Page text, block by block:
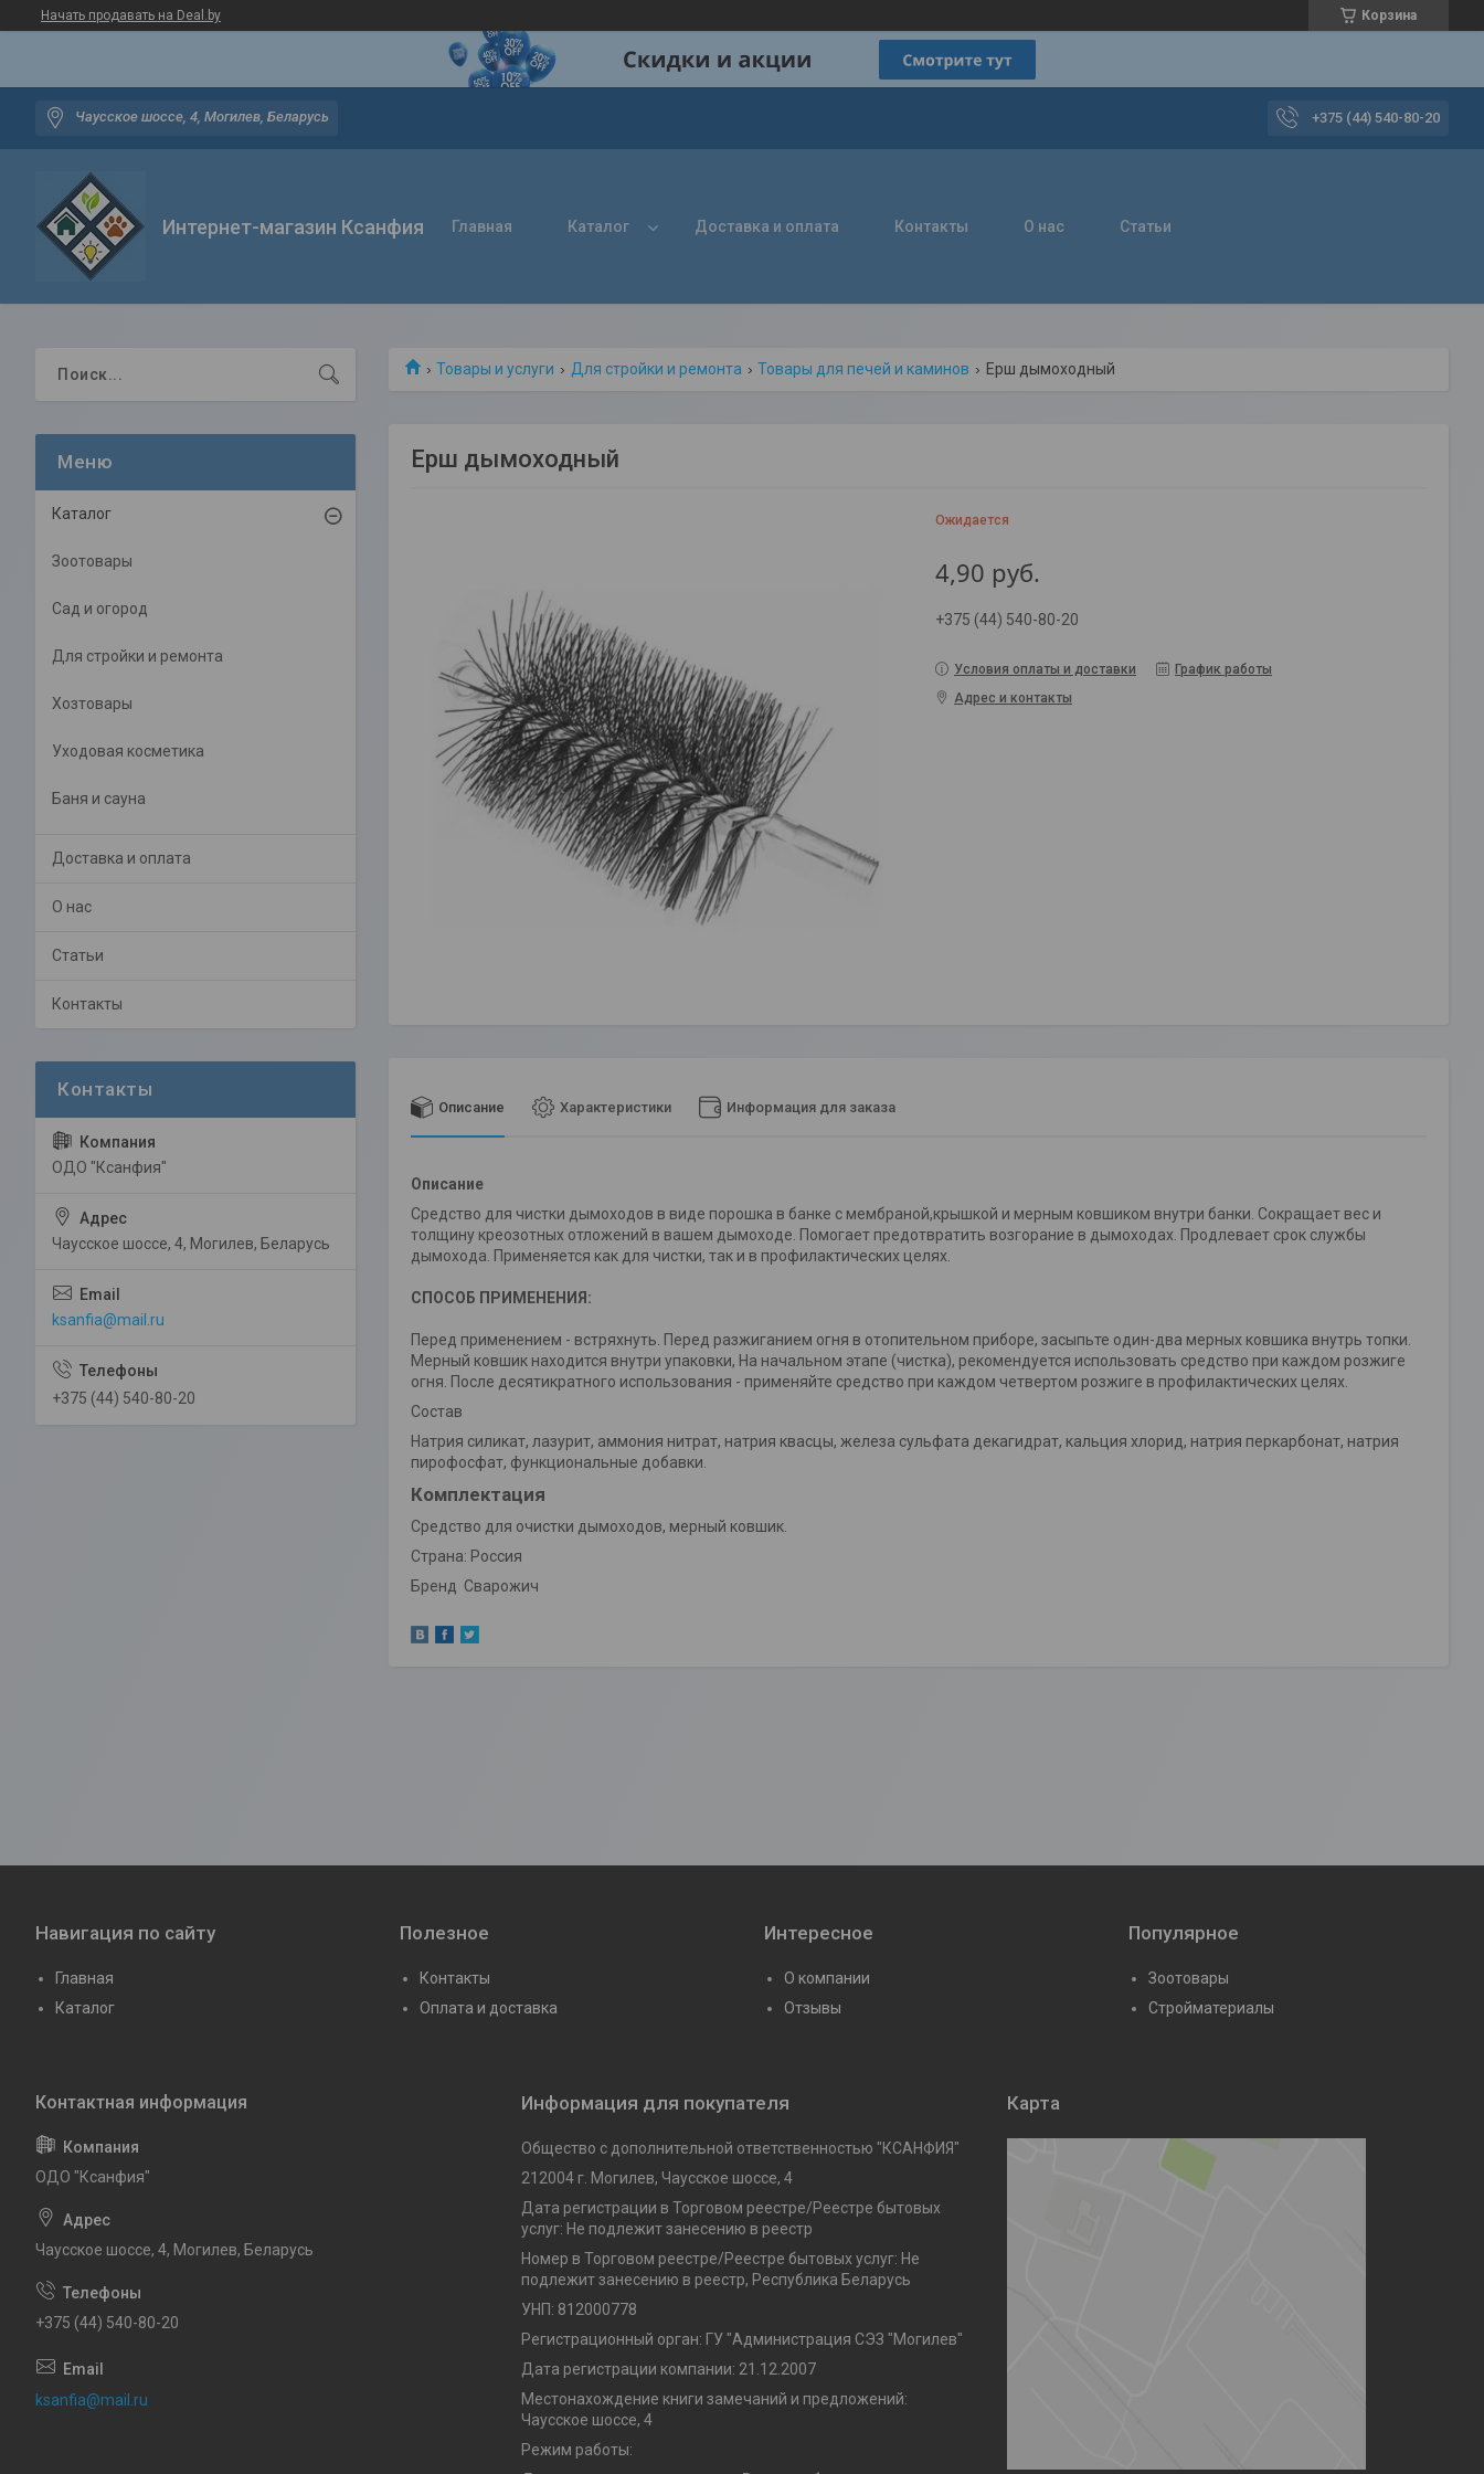
Начать продавать на Deal.by Корзина
Чаусское шоссе, 4, Могилев, Беларусь +375 (44) 540-80-20
Интернет-магазин Ксанфия Главная Каталог Доставка и оплата Контакты О нас Статьи
Товары и услуги Для стройки и ремонта Товары для печей и каминов Ерш дымоходный
Ерш дымоходный
Ожидается
4,90 руб.
+375 (44) 540-80-20
Условия оплаты и доставки
График работы
Адрес и контакты
Описание Характеристики Информация для заказа
Описание
Средство для чистки дымоходов в виде порошка в банке с мембраной,крышкой и мерным ковшиком внутри банки. Сокращает вес и
толщину креозотных отложений в вашем дымоходе. Помогает предотвратить возгорание в дымоходах. Продлевает срок службы
дымохода. Применяется как для чистки, так и в профилактических целях.
СПОСОБ ПРИМЕНЕНИЯ:
Перед применением - встряхнуть. Перед разжиганием огня в отопительном приборе, засыпьте один-два мерных ковшика внутрь топки.
Мерный ковшик находится внутри упаковки, На начальном этапе (чистка), рекомендуется использовать средство при каждом розжиге
огня. После десятикратного использования - применяйте средство при каждом четвертом розжиге в профилактических целях.
Состав
Натрия силикат, лазурит, аммония нитрат, натрия квасцы, железа сульфата декагидрат, кальция хлорид, натрия перкарбонат, натрия
пирофосфат, функциональные добавки.
Комплектация
Средство для очистки дымоходов, мерный ковшик.
Страна: Россия
Бренд Сварожич
Каталог
Зоотовары
Сад и огород
Для стройки и ремонта
Хозтовары
Уходовая косметика
Баня и сауна
Доставка и оплата
О нас
Статьи
Контакты
ОДО "Ксанфия"
Чаусское шоссе, 4, Могилев, Беларусь
ksanfia@mail.ru
+375 (44) 540-80-20
Навигация по сайту
Главная
Каталог
Полезное
Контакты
Оплата и доставка
Интересное
О компании
Отзывы
Популярное
Зоотовары
Стройматериалы
ОДО "Ксанфия"
Чаусское шоссе, 4, Могилев, Беларусь
+375 (44) 540-80-20
ksanfia@mail.ru
Информация для покупателя
Общество с дополнительной ответственностью "КСАНФИЯ"
212004 г. Могилев, Чаусское шоссе, 4
Дата регистрации в Торговом реестре/Реестре бытовых
услуг: Не подлежит занесению в реестр
Номер в Торговом реестре/Реестре бытовых услуг: Не
подлежит занесению в реестр, Республика Беларусь
УНП: 812000778
Регистрационный орган: ГУ "Администрация СЭЗ "Могилев"
Дата регистрации компании: 21.12.2007
Местонахождение книги замечаний и предложений:
Чаусское шоссе, 4
Режим работы:
Карта